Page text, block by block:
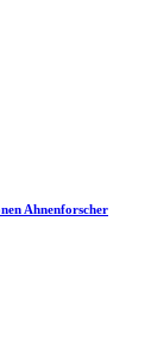
Ahnenforscher